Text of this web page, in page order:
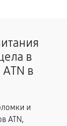
в
в
и
ATN,